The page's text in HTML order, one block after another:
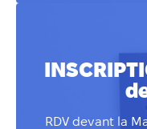
RDV devant la